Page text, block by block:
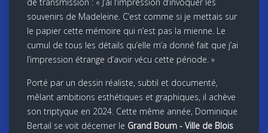
souvenirs de Madeleine. C’est comme si je mettais sur
le papier cette mémoire qui n’est pas la mienne. Le
cumul de tous les détails qu’elle m’a donné fait que j’ai
l’impression étrange d’avoir vécu cette période. »
Porté par un dessin réaliste, subtil et documenté,
mêlant ambitions esthétiques et graphiques, il achève
son triptyque en 2024. Cette même année, Dominique
Bertail se voit décerner le Grand Boum - Ville de Blois